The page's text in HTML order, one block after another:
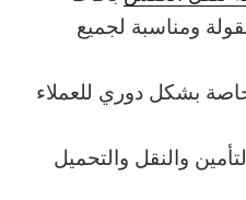
ومناسبة لجميع
بشكل دوري للعملاء
والنقل والتحميل